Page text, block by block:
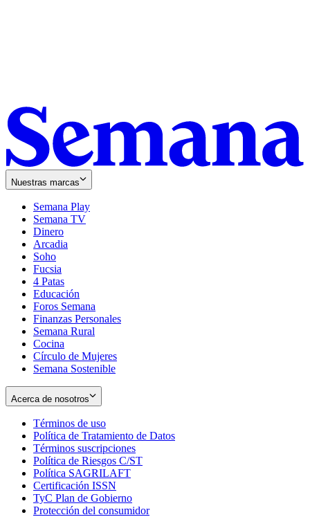
Nuestras marcas
Semana Play
Semana TV
Dinero
Arcadia
Soho
in
new
window
Fucsia
in
new
window
4 Patas
Educación
Foros Semana
Finanzas Personales
Semana Rural
Cocina
Círculo de Mujeres
Semana Sostenible
Acerca de nosotros
Términos de uso
in
new
window
Política de Tratamiento de Datos
Términos suscripciones
in
Política de Riesgos C/ST
Política SAGRILAFT
new
window
Certificación ISSN
in
new
TyC Plan de Gobierno
in
Protección del consumidorOpens